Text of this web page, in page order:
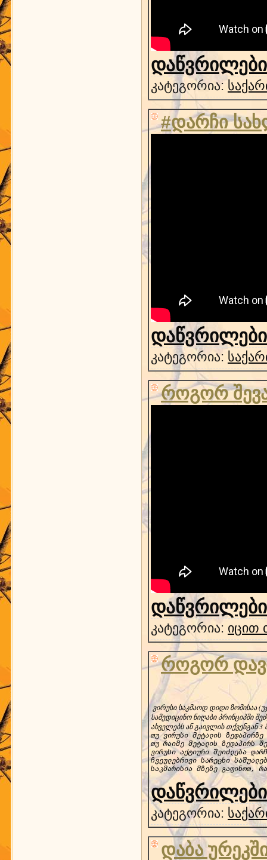
კატეგორია:
#დარჩი
კატეგორია:
როგორ
კატეგორია: იცით
როგორ
ვირუსი საკმაოდ დიდი ზომისაა
სამედიცინო ნიღაბი პრინციპში
ახველებს ან გაივლის თქვენგან
თუ ვირუსი მეტალის
თუ რაიმე მეტალის ზედაპირს
ვირუსი აქტიური შეიძლება
ჩვეულებრივი სარეცხი
საკმარისია მზეზე გაფინოთ,
კატეგორია:
დაბა